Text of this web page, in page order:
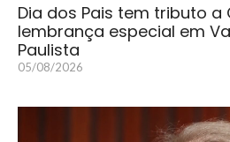
Dia dos Pais tem tributo a
lembrança especial em
Paulista
05/08/2026